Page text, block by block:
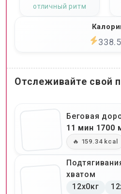
отличный ритм
Отслеживайте свой
Беговая
11 мин 1700
🔥 159.34 kcal
хватом
12x0кг